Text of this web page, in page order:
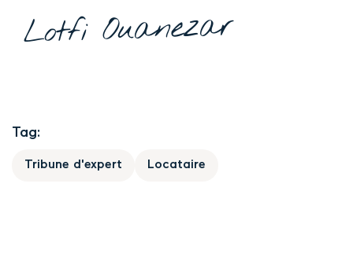
Lotfi Ouanezar
Tag:
Tribune d'expert Locataire